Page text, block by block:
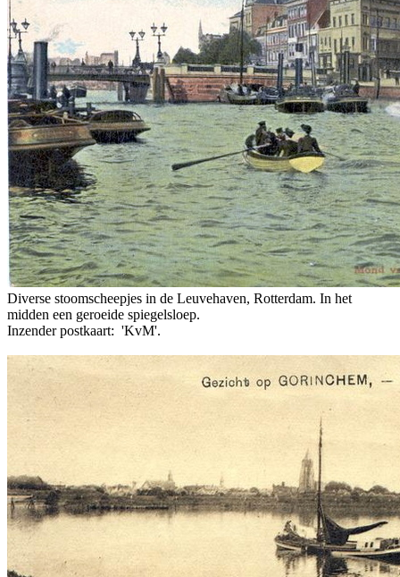
Diverse stoomscheepjes in de Leuvehaven, Rotterdam. In het
midden een geroeide spiegelsloep.
Inzender postkaart: 'KvM'.